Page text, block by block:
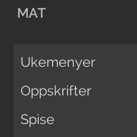
MAT
Ukemenyer
Oppskrifter
Spise